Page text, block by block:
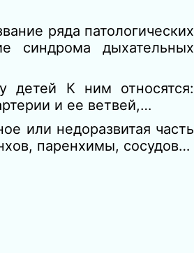
ряда патологических
синдрома дыхательных
детей К ним относятся:
и ее ветвей,…
или недоразвитая часть
паренхимы, сосудов…